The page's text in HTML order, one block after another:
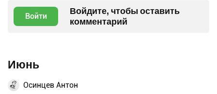
Войти
Войдите, чтобы оставить
комментарий
Июнь
Осинцев Антон